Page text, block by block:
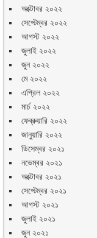
অক্টোবর ২০২২
সেপ্টেম্বর ২০২২
আগস্ট ২০২২
জুলাই ২০২২
জুন ২০২২
মে ২০২২
এপ্রিল ২০২২
মার্চ ২০২২
ফেব্রুয়ারি ২০২২
জানুয়ারি ২০২২
ডিসেম্বর ২০২১
নভেম্বর ২০২১
অক্টোবর ২০২১
সেপ্টেম্বর ২০২১
আগস্ট ২০২১
জুলাই ২০২১
জুন ২০২১